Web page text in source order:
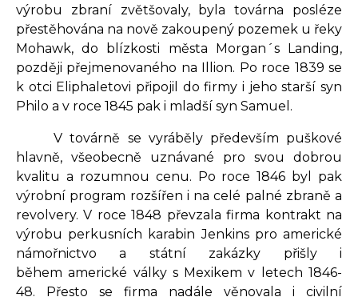
výrobu zbraní zvětšovaly, byla továrna posléze
přestěhována na nově zakoupený pozemek u řeky
Mohawk, do blízkosti města Morgan´s Landing,
později přejmenovaného na Illion. Po roce 1839 se
k otci Eliphaletovi připojil do firmy i jeho starší syn
Philo a v roce 1845 pak i mladší syn Samuel.
V továrně se vyráběly především puškové
hlavně, všeobecně uznávané pro svou dobrou
kvalitu a rozumnou cenu. Po roce 1846 byl pak
výrobní program rozšířen i na celé palné zbraně a
revolvery. V roce 1848 převzala firma kontrakt na
výrobu perkusních karabin Jenkins pro americké
námořnictvo a státní zakázky přišly i
během americké války s Mexikem v letech 1846-
48. Přesto se firma nadále věnovala i civilní